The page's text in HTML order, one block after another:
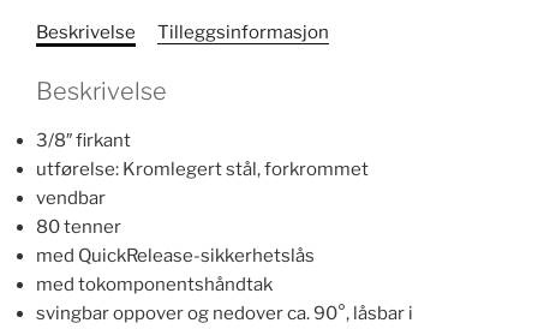
Beskrivelse Tilleggsinformasjon
Beskrivelse
3/8″ firkant
utførelse: Kromlegert stål, forkrommet
vendbar
80 tenner
med QuickRelease-sikkerhetslås
med tokomponentshåndtak
svingbar oppover og nedover ca. 90°, låsbar i